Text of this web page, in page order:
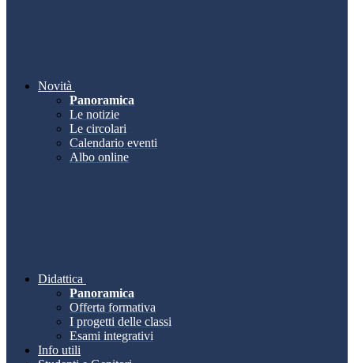
Novità
Panoramica
Le notizie
Le circolari
Calendario eventi
Albo online
Didattica
Panoramica
Offerta formativa
I progetti delle classi
Esami integrativi
Info utili